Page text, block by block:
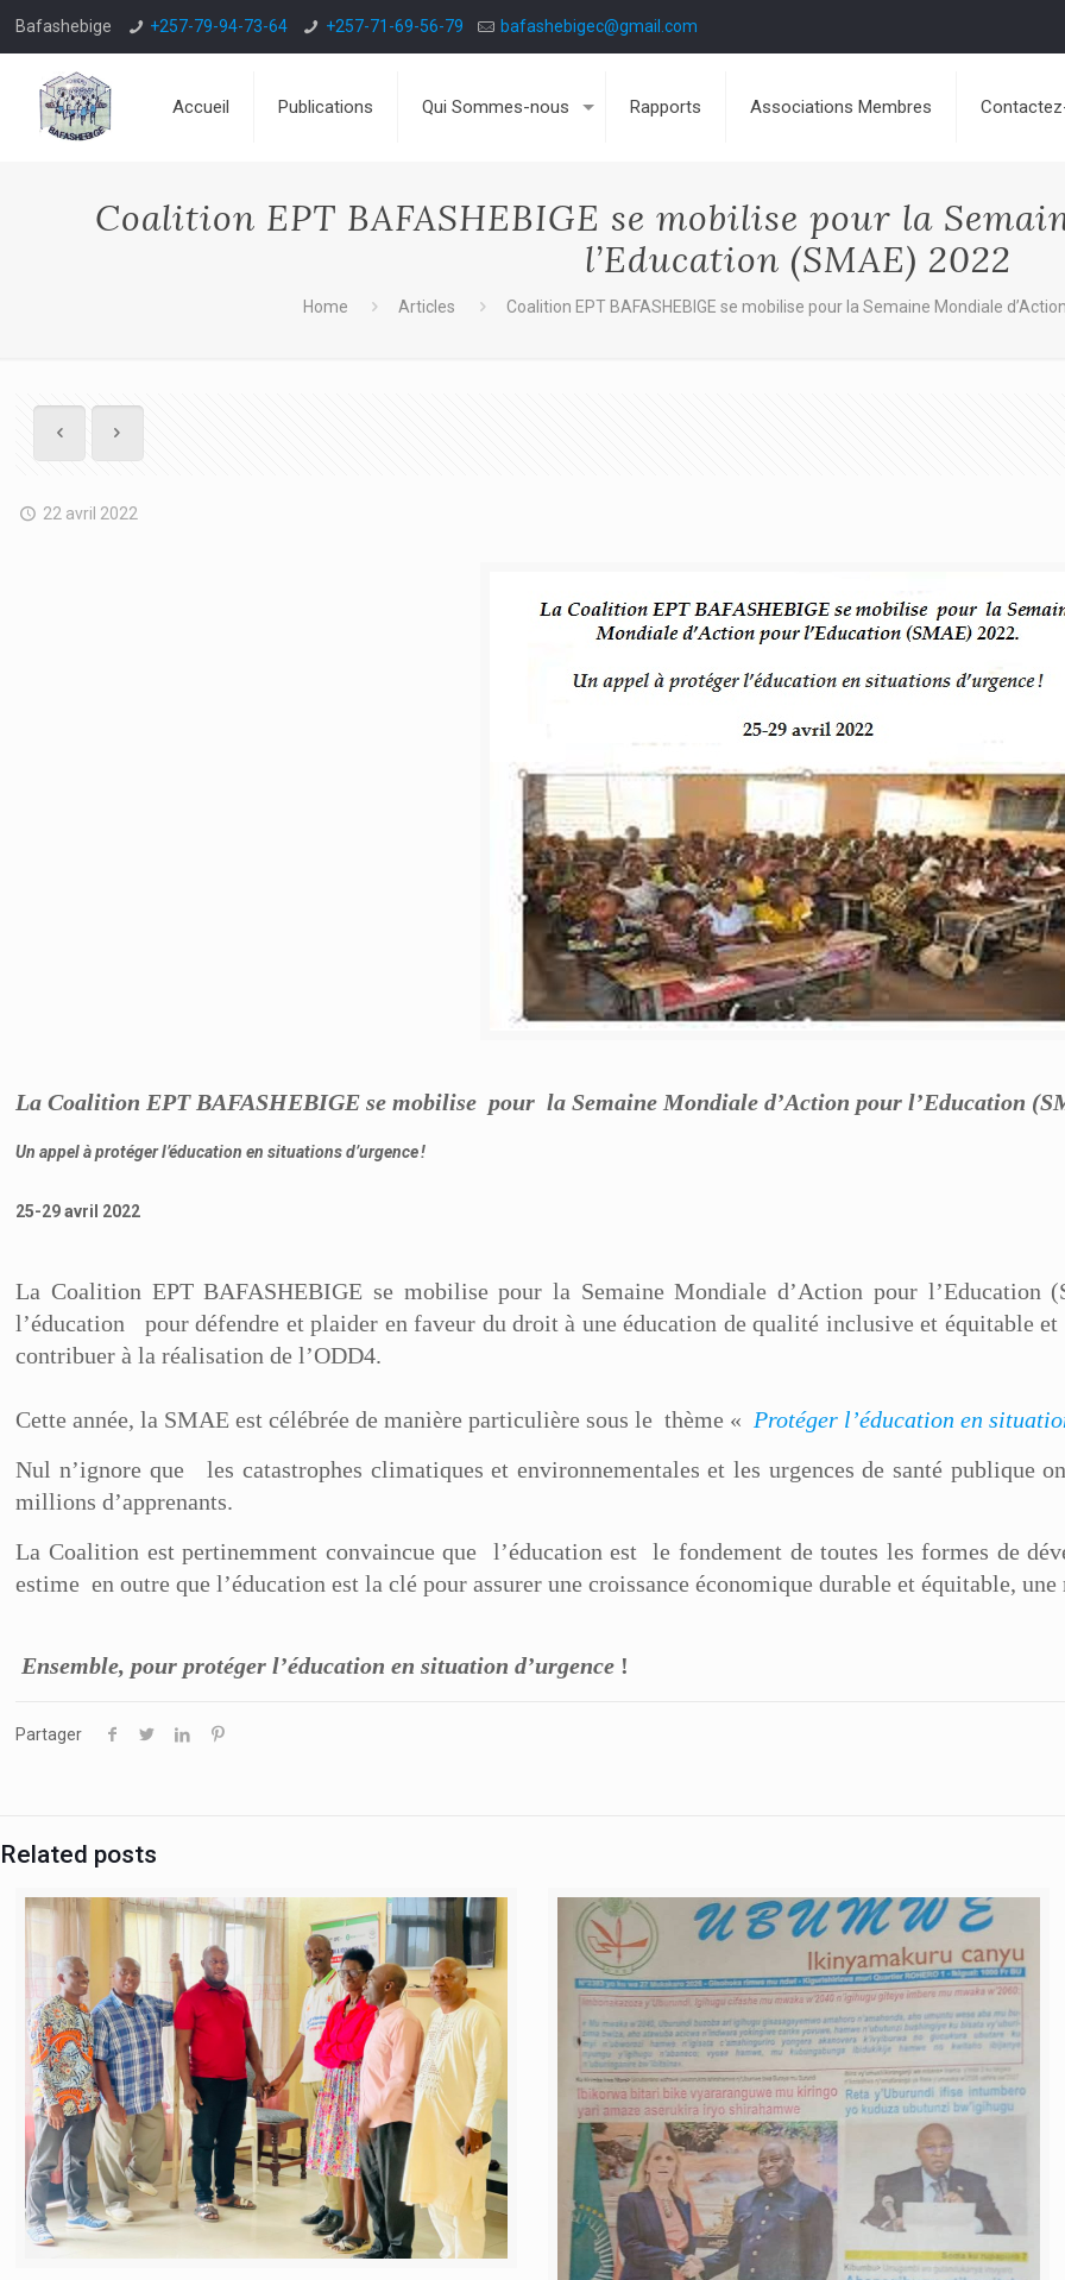
Bafashebige +257-79-94-73-64 +257-71-69-56-79 bafashebigec@gmail.com
Accueil Publications Qui Sommes-nous Rapports Associations Membres
Coalition EPT BAFASHEBIGE se mobilise pour la
l’Education (SMAE) 2022
Home Articles Coalition EPT BAFASHEBIGE se mobilise pour la Semaine Mondiale
22 avril 2022
La Coalition EPT BAFASHEBIGE se mobilise pour la Semaine Mondiale d’Action pour l’Education
Un appel à protéger l’éducation en situations d’urgence!
25-29 avril 2022
La Coalition EPT BAFASHEBIGE se mobilise pour la Semaine Mondiale d’Action pour
l’éducation pour défendre et plaider en faveur du droit à une éducation de qualité inclusive et équitable
contribuer à la réalisation de l’ODD4.
Cette année, la SMAE est célébrée de manière particulière sous le thème « Protéger l’éducation en
Nul n’ignore que les catastrophes climatiques et environnementales et les urgences de santé publique
millions d’apprenants.
La Coalition est pertinemment convaincue que l’éducation est le fondement de toutes les formes de
estime en outre que l’éducation est la clé pour assurer une croissance économique durable et équitable,
Ensemble, pour protéger l’éducation en situation d’urgence !
Partager
Related posts